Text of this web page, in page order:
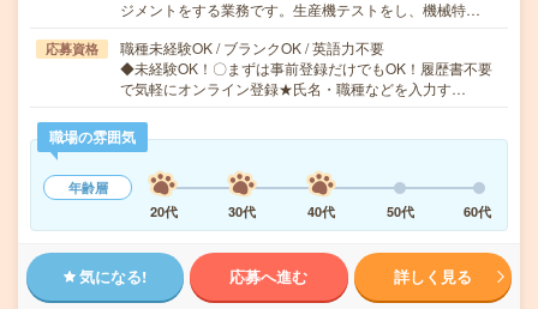
ジメントをする業務です。生産機テストをし、機械特…
応募資格
職種未経験OK / ブランクOK / 英語力不要
◆未経験OK！〇まずは事前登録だけでもOK！履歴書不要
で気軽にオンライン登録★氏名・職種などを入力す…
職場の雰囲気
年齢層
20代
30代 40代 50代 60代
気になる! 応募へ進む 詳しく見る